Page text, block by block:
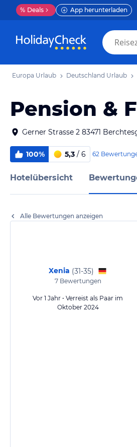
% Deals App herunterladen
Europa Urlaub Deutschland Urlaub
Pension &
Gerner Strasse 2 83471
100% 5,3 / 6 62
Hotelübersicht
Alle Bewertungen anzeigen
Xenia (31-35)
7Bewertungen
Vor 1 Jahr • Verreist als Paar im
Oktober 2024